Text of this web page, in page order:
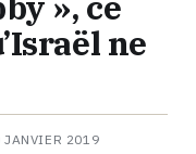
ne
JANVIER 2019